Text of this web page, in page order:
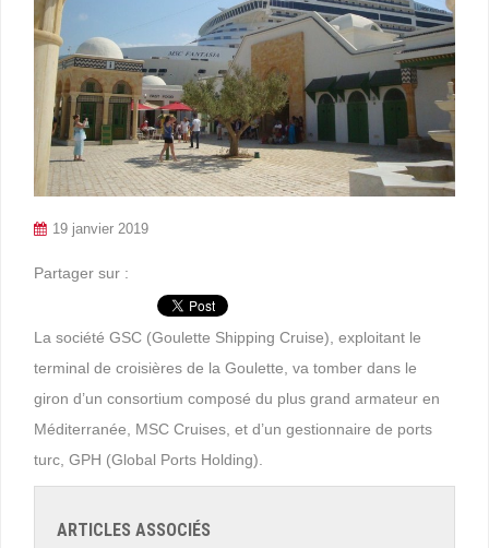
19 janvier 2019
Partager sur :
La société GSC (Goulette Shipping Cruise), exploitant le
terminal de croisières de la Goulette, va tomber dans le
giron d’un consortium composé du plus grand armateur en
Méditerranée, MSC Cruises, et d’un gestionnaire de ports
turc, GPH (Global Ports Holding).
ARTICLES ASSOCIÉS